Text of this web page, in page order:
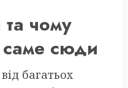
та чому
саме сюди
багатьох